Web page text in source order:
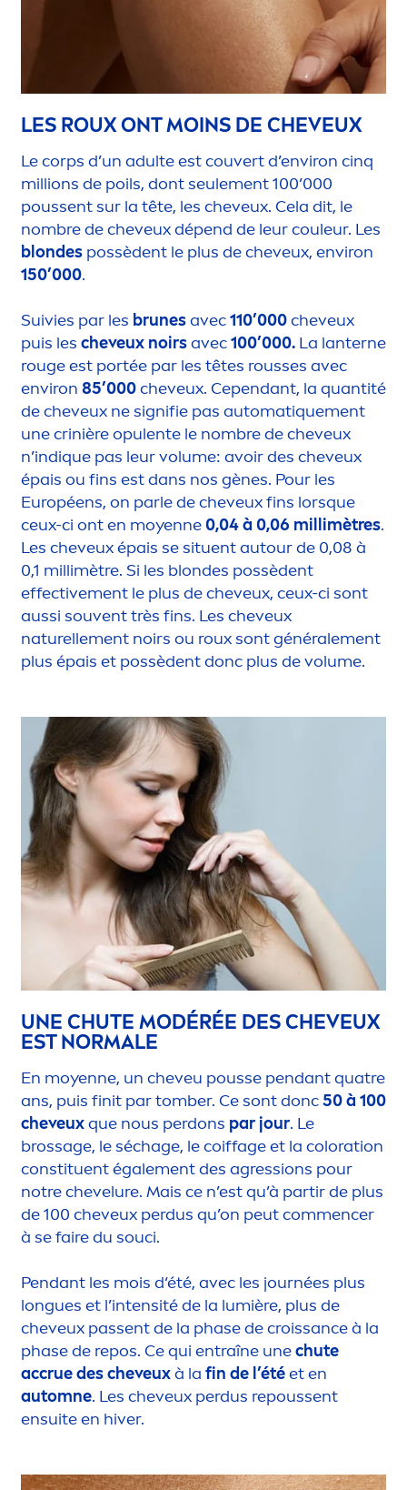
LES ROUX ONT MOINS DE CHEVEUX
Le corps d’un adulte est couvert d’environ cinq
millions de poils, dont seulement 100’000
poussent sur la tête, les cheveux. Cela dit, le
nombre de cheveux dépend de leur couleur. Les
blondes possèdent le plus de cheveux, environ
150’000.
Suivies par les brunesavec110’000cheveux
puis les cheveux noirsavec100’000. La lanterne
rouge est portée par les têtes rousses avec
environ 85’000cheveux. Cependant, la quantité
de cheveux ne signifie pas automatiquement
une crinière opulente le nombre de cheveux
n’indique pas leur volume: avoir des cheveux
épais ou fins est dans nos gènes. Pour les
Européens, on parle de cheveux fins lorsque
ceux-ci ont en moyenne0,04 à 0,06 millimètres.
Les cheveux épais se situent autour de 0,08 à
0,1 millimètre. Si les blondes possèdent
effectivement le plus de cheveux, ceux-ci sont
aussi souvent très fins. Les cheveux
naturellement noirs ou roux sont généralement
plus épais et possèdent donc plus de volume.
UNE CHUTE MODÉRÉE DES CHEVEUX
EST NORMALE
En moyenne, un cheveu pousse pendant quatre
ans, puis finit par tomber. Ce sont donc50 à 100
cheveuxque nous perdons par jour. Le
brossage, le séchage, le coiffage et la coloration
constituent également des agressions pour
notre chevelure. Mais ce n’est qu’à partir de plus
de 100 cheveux perdus qu’on peut commencer
à se faire du souci.
Pendant les mois d‘été, avec les journées plus
longues et l’intensité de la lumière, plus de
cheveux passent de la phase de croissance à la
phase de repos. Ce qui entraîne unechute
accrue des cheveuxà la fin de l’étéet en
automne. Les cheveux perdus repoussent
ensuite en hiver.